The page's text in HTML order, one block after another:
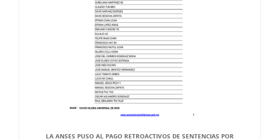
LA ANSES PUSO AL PAGO RETROACTIVOS DE SENTENCIAS POR